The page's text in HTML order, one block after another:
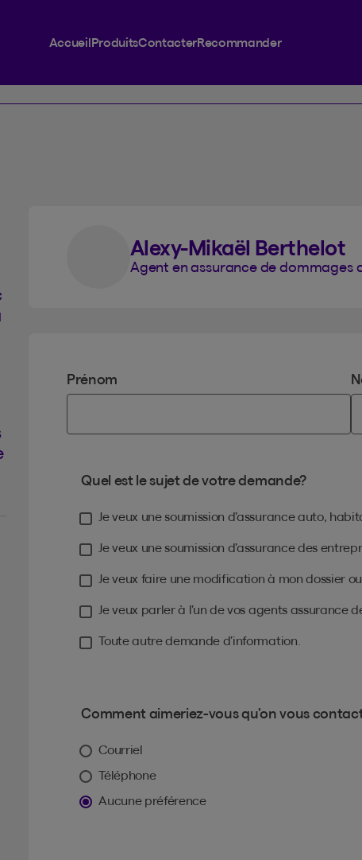
AccueilProduitsContacterRecommander
Alexy-Mikaël Berthelot
Agent en assurance de dommages
Prénom
Quel est le sujet de votre demande?
Je veux une soumission d’assurance auto,
Je veux une soumission d’assurance des
Je veux faire une modification à mon dossier
Je veux parler à l’un de vos agents assurance
Toute autre demande d’information.
Comment aimeriez-vous qu’on vous
Courriel
Téléphone
Aucune préférence